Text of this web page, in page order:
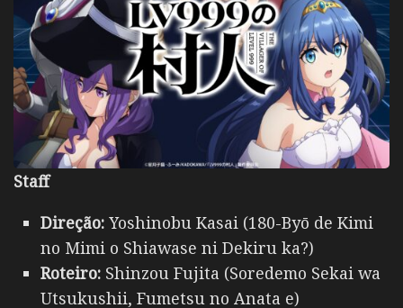
Staff
Direção: Yoshinobu Kasai (180-Byō de Kimi
no Mimi o Shiawase ni Dekiru ka?)
Roteiro: Shinzou Fujita (Soredemo Sekai wa
Utsukushii, Fumetsu no Anata e)